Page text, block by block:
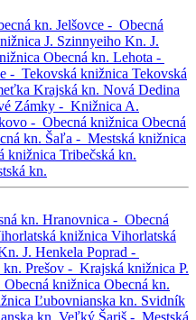
kn. Jelšovce - Obecná
J. Szinnyeiho Kn. J.
Obecná kn. Lehota -
- Tekovská knižnica Tekovská
Krajská kn. Nová Dedina
Zámky - Knižnica A.
- Obecná knižnica Obecná
kn. Šaľa - Mestská knižnica
knižnica Tribečská kn.
kn.
kn. Hranovnica - Obecná
knižnica Vihorlatská
J. Henkela Poprad -
kn. Prešov - Krajská knižnica P.
Obecná knižnica Obecná kn.
Ľubovnianska kn. Svidník
kn. Veľký Šariš - Mestská